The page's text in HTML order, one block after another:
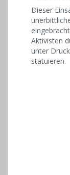
Dieser
Aktivisten
unter
statuieren.